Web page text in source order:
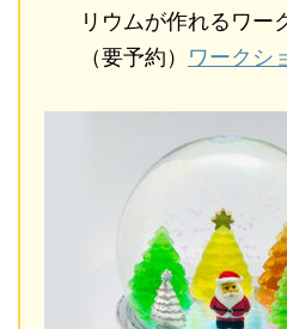
リウムが作れるワー
（要予約） ワークシ